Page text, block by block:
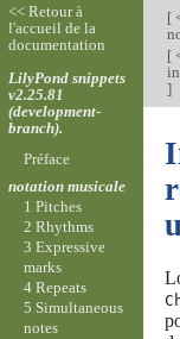
[
[
]
<< Retour à
l'accueil de la
documentation
LilyPond snippets
v2.25.81
(development-
branch).
Préface
notation musicale
1 Pitches
2 Rhythms
3 Expressive
marks
4 Repeats
5 Simultaneous
notes